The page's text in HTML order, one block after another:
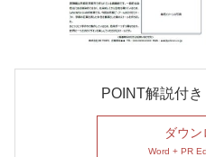
POINT解説付
ダウン
Word + PR